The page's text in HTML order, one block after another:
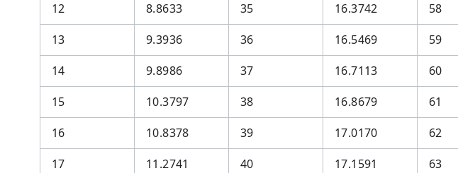
12
8.8633 35 16.3742 58
13
9.3936 36 16.5469 59
14
9.8986 37 16.7113 60
15
10.3797 38 16.8679 61
16
10.8378 39 17.0170 62
17
11.2741 40 17.1591 63